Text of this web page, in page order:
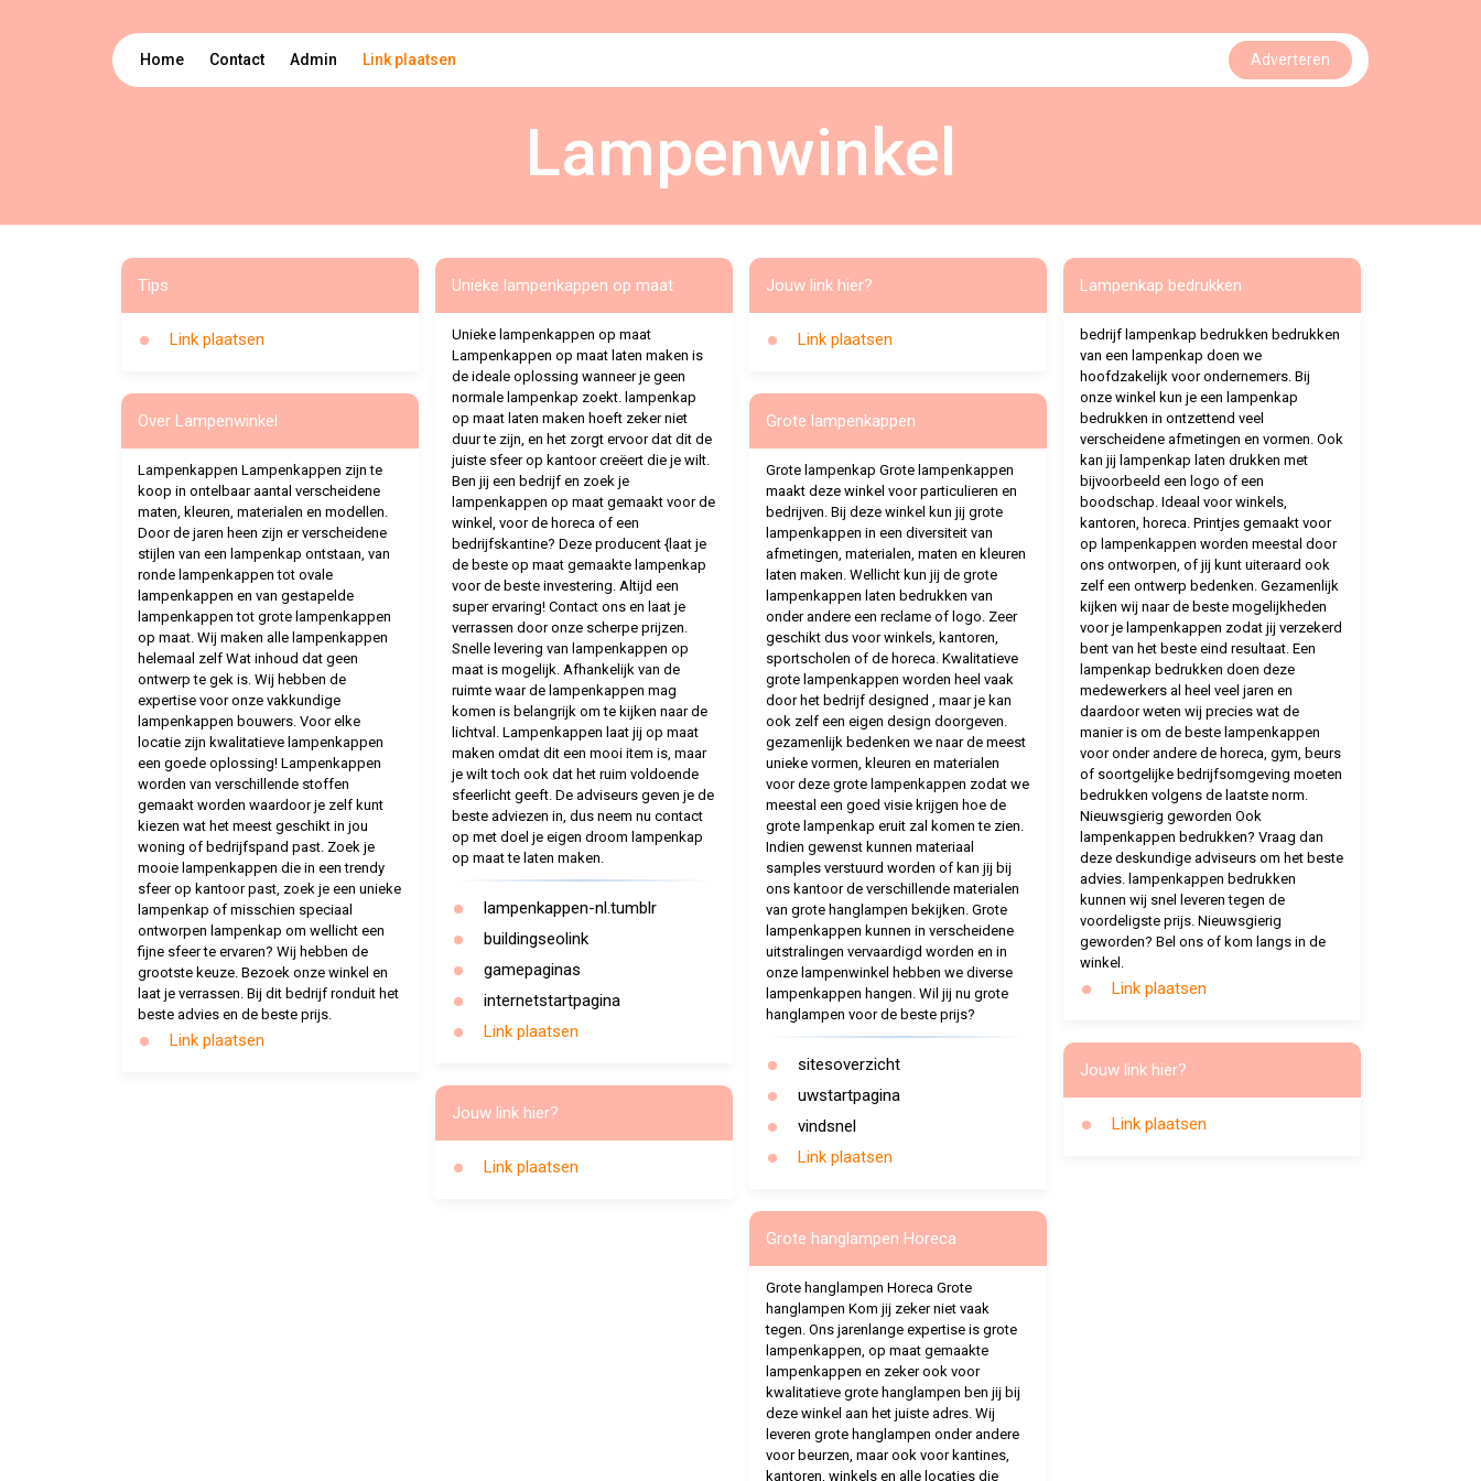
Home Contact Admin Link plaatsen Adverteren
Lampenwinkel
Tips
Link plaatsen
Over Lampenwinkel
Lampenkappen Lampenkappen zijn te
koop in ontelbaar aantal verscheidene
maten, kleuren, materialen en modellen.
Door de jaren heen zijn er verscheidene
stijlen van een lampenkap ontstaan, van
ronde lampenkappen tot ovale
lampenkappen en van gestapelde
lampenkappen tot grote lampenkappen
op maat. Wij maken alle lampenkappen
helemaal zelf Wat inhoud dat geen
ontwerp te gek is. Wij hebben de
expertise voor onze vakkundige
lampenkappen bouwers. Voor elke
locatie zijn kwalitatieve lampenkappen
een goede oplossing! Lampenkappen
worden van verschillende stoffen
gemaakt worden waardoor je zelf kunt
kiezen wat het meest geschikt in jou
woning of bedrijfspand past. Zoek je
mooie lampenkappen die in een trendy
sfeer op kantoor past, zoek je een unieke
lampenkap of misschien speciaal
ontworpen lampenkap om wellicht een
fijne sfeer te ervaren? Wij hebben de
grootste keuze. Bezoek onze winkel en
laat je verrassen. Bij dit bedrijf ronduit het
beste advies en de beste prijs.
Link plaatsen
Unieke lampenkappen op maat
Unieke lampenkappen op maat
Lampenkappen op maat laten maken is
de ideale oplossing wanneer je geen
normale lampenkap zoekt. lampenkap
op maat laten maken hoeft zeker niet
duur te zijn, en het zorgt ervoor dat dit de
juiste sfeer op kantoor creëert die je wilt.
Ben jij een bedrijf en zoek je
lampenkappen op maat gemaakt voor de
winkel, voor de horeca of een
bedrijfskantine? Deze producent {laat je
de beste op maat gemaakte lampenkap
voor de beste investering. Altijd een
super ervaring! Contact ons en laat je
verrassen door onze scherpe prijzen.
Snelle levering van lampenkappen op
maat is mogelijk. Afhankelijk van de
ruimte waar de lampenkappen mag
komen is belangrijk om te kijken naar de
lichtval. Lampenkappen laat jij op maat
maken omdat dit een mooi item is, maar
je wilt toch ook dat het ruim voldoende
sfeerlicht geeft. De adviseurs geven je de
beste adviezen in, dus neem nu contact
op met doel je eigen droom lampenkap
op maat te laten maken.
lampenkappen-nl.tumblr
buildingseolink
gamepaginas
internetstartpagina
Link plaatsen
Jouw link hier?
Link plaatsen
Jouw link hier?
Link plaatsen
Grote lampenkappen
Grote lampenkap Grote lampenkappen
maakt deze winkel voor particulieren en
bedrijven. Bij deze winkel kun jij grote
lampenkappen in een diversiteit van
afmetingen, materialen, maten en kleuren
laten maken. Wellicht kun jij de grote
lampenkappen laten bedrukken van
onder andere een reclame of logo. Zeer
geschikt dus voor winkels, kantoren,
sportscholen of de horeca. Kwalitatieve
grote lampenkappen worden heel vaak
door het bedrijf designed , maar je kan
ook zelf een eigen design doorgeven.
gezamenlijk bedenken we naar de meest
unieke vormen, kleuren en materialen
voor deze grote lampenkappen zodat we
meestal een goed visie krijgen hoe de
grote lampenkap eruit zal komen te zien.
Indien gewenst kunnen materiaal
samples verstuurd worden of kan jij bij
ons kantoor de verschillende materialen
van grote hanglampen bekijken. Grote
lampenkappen kunnen in verscheidene
uitstralingen vervaardigd worden en in
onze lampenwinkel hebben we diverse
lampenkappen hangen. Wil jij nu grote
hanglampen voor de beste prijs?
sitesoverzicht
uwstartpagina
vindsnel
Link plaatsen
Grote hanglampen Horeca
Grote hanglampen Horeca Grote
hanglampen Kom jij zeker niet vaak
tegen. Ons jarenlange expertise is grote
lampenkappen, op maat gemaakte
lampenkappen en zeker ook voor
kwalitatieve grote hanglampen ben jij bij
deze winkel aan het juiste adres. Wij
leveren grote hanglampen onder andere
voor beurzen, maar ook voor kantines,
kantoren, winkels en alle locaties die
Lampenkap bedrukken
bedrijf lampenkap bedrukken bedrukken
van een lampenkap doen we
hoofdzakelijk voor ondernemers. Bij
onze winkel kun je een lampenkap
bedrukken in ontzettend veel
verscheidene afmetingen en vormen. Ook
kan jij lampenkap laten drukken met
bijvoorbeeld een logo of een
boodschap. Ideaal voor winkels,
kantoren, horeca. Printjes gemaakt voor
op lampenkappen worden meestal door
ons ontworpen, of jij kunt uiteraard ook
zelf een ontwerp bedenken. Gezamenlijk
kijken wij naar de beste mogelijkheden
voor je lampenkappen zodat jij verzekerd
bent van het beste eind resultaat. Een
lampenkap bedrukken doen deze
medewerkers al heel veel jaren en
daardoor weten wij precies wat de
manier is om de beste lampenkappen
voor onder andere de horeca, gym, beurs
of soortgelijke bedrijfsomgeving moeten
bedrukken volgens de laatste norm.
Nieuwsgierig geworden Ook
lampenkappen bedrukken? Vraag dan
deze deskundige adviseurs om het beste
advies. lampenkappen bedrukken
kunnen wij snel leveren tegen de
voordeligste prijs. Nieuwsgierig
geworden? Bel ons of kom langs in de
winkel.
Link plaatsen
Jouw link hier?
Link plaatsen